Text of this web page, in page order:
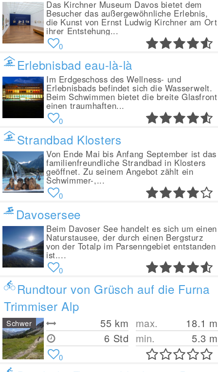
Das Kirchner Museum Davos bietet dem
Besucher das außergewöhnliche Erlebnis,
die Kunst von Ernst Ludwig Kirchner am Ort
ihrer Entstehung...
0
Erlebnisbad eau-là-là
Im Erdgeschoss des Wellness- und
Erlebnisbads befindet sich die Wasserwelt.
Beim Schwimmen bietet die breite Glasfront
einen traumhaften...
0
Strandbad Klosters
Von Ende Mai bis Anfang September ist das
familienfreundliche Strandbad in Klosters
geöffnet. Zu seinem Angebot zählt ein
Schwimmer-,...
0
Davosersee
Beim Davoser See handelt es sich um einen
Naturstausee, der durch einen Bergsturz
von der Totalp im Parsenngebiet entstanden
ist....
0
Rundtour von Grüsch auf die Furna
Trimmiser Alp
55 km
6 Std
max. 18.1 m
min.
5.3 m
Schwer
0